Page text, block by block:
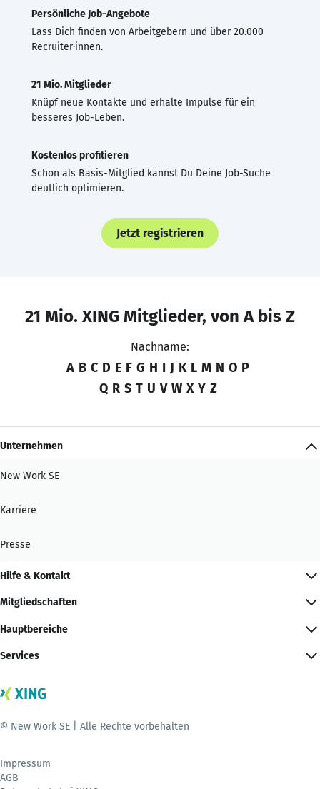
Persönliche Job-Angebote
Lass Dich finden von Arbeitgebern und über 20.000
Recruiter·innen.
21 Mio. Mitglieder
Knüpf neue Kontakte und erhalte Impulse für ein
besseres Job-Leben.
Kostenlos profitieren
Schon als Basis-Mitglied kannst Du Deine Job-Suche
deutlich optimieren.
Jetzt registrieren
21 Mio. XING Mitglieder, von A bis Z
Nachname:
A B C D E F G H I J K L M N O P
Q R S T U V W X Y Z
Unternehmen
New Work SE
Karriere
Presse
Hilfe & Kontakt
Mitgliedschaften
Hauptbereiche
Services
© New Work SE | Alle Rechte vorbehalten
Impressum
AGB